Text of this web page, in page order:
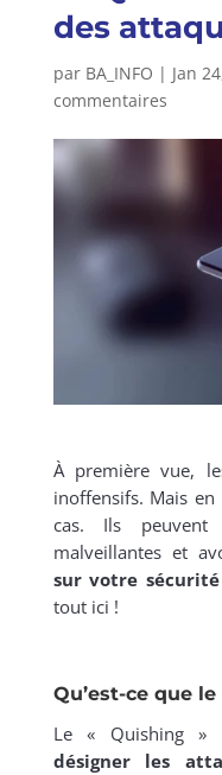
des
par BA_INFO | Jan
commentaires
À première vue,
inoffensifs. Mais
cas. Ils
malveillantes et
sur votre sécurité
tout ici !
Qu’est-ce que
Le « Quishing »
désigner les